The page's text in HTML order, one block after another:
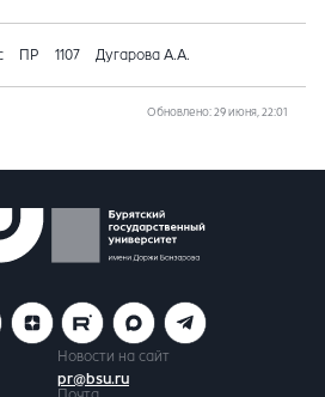
ПР 1107 Дугарова А.А.
Обновлено: 29 июня, 22:01
Новости на сайт
pr@bsu.ru